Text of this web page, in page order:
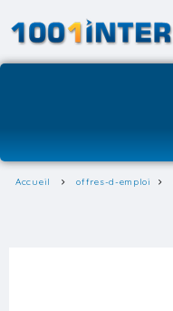
Accueil offres-d-emploi